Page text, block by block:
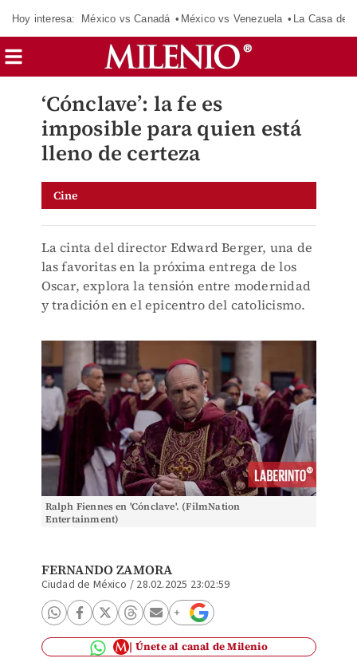
Hoy interesa: México vs Canadá México vs Venezuela La Casa de
‘Cónclave’: la fe es
imposible para quien está
lleno de certeza
Cine
La cinta del director Edward Berger, una de
las favoritas en la próxima entrega de los
Oscar, explora la tensión entre modernidad
y tradición en el epicentro del catolicismo.
Ralph Fiennes en 'Cónclave'. (FilmNation
Entertainment)
FERNANDO ZAMORA
Ciudad de México / 28.02.2025 23:02:59
Únete al canal de Milenio